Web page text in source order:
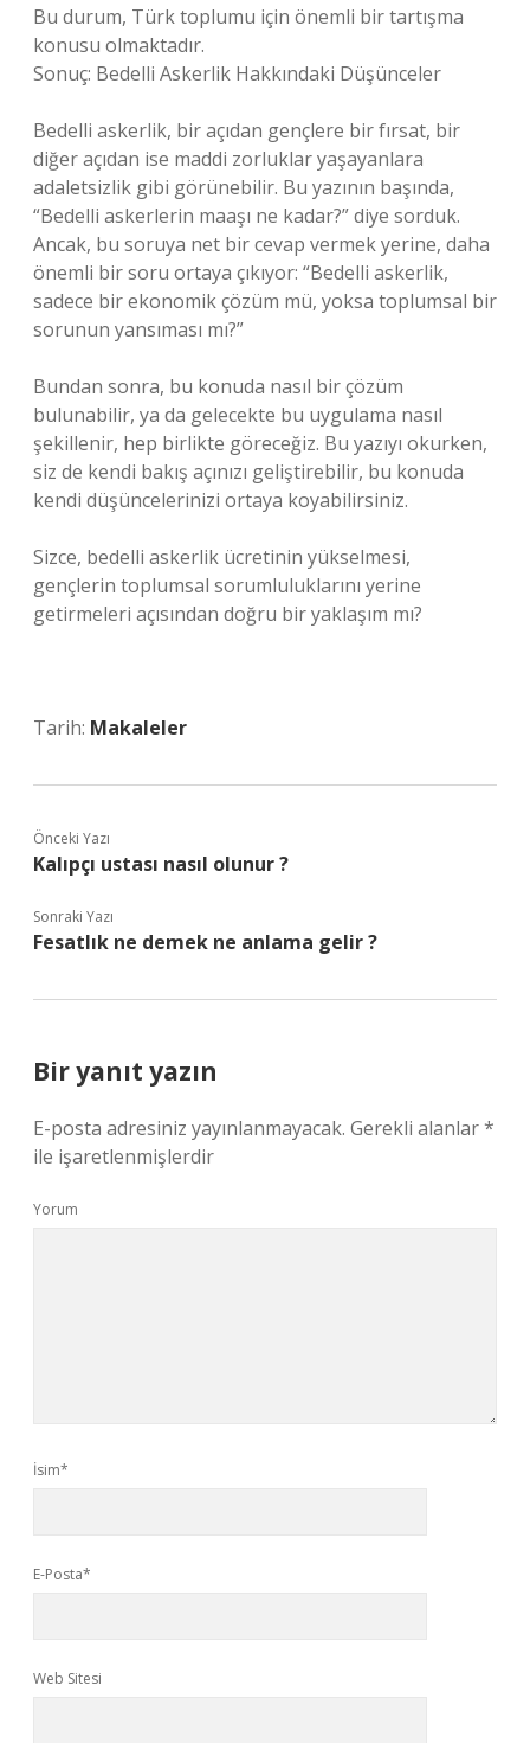
Bu durum, Türk toplumu için önemli bir tartışma
konusu olmaktadır.
Sonuç: Bedelli Askerlik Hakkındaki Düşünceler
Bedelli askerlik, bir açıdan gençlere bir fırsat, bir
diğer açıdan ise maddi zorluklar yaşayanlara
adaletsizlik gibi görünebilir. Bu yazının başında,
“Bedelli askerlerin maaşı ne kadar?” diye sorduk.
Ancak, bu soruya net bir cevap vermek yerine, daha
önemli bir soru ortaya çıkıyor: “Bedelli askerlik,
sadece bir ekonomik çözüm mü, yoksa toplumsal bir
sorunun yansıması mı?”
Bundan sonra, bu konuda nasıl bir çözüm
bulunabilir, ya da gelecekte bu uygulama nasıl
şekillenir, hep birlikte göreceğiz. Bu yazıyı okurken,
siz de kendi bakış açınızı geliştirebilir, bu konuda
kendi düşüncelerinizi ortaya koyabilirsiniz.
Sizce, bedelli askerlik ücretinin yükselmesi,
gençlerin toplumsal sorumluluklarını yerine
getirmeleri açısından doğru bir yaklaşım mı?
Tarih: Makaleler
Önceki Yazı
Kalıpçı ustası nasıl olunur ?
Sonraki Yazı
Fesatlık ne demek ne anlama gelir ?
Bir yanıt yazın
E-posta adresiniz yayınlanmayacak. Gerekli alanlar*
ile işaretlenmişlerdir
Yorum
İsim*
E-Posta*
Web Sitesi